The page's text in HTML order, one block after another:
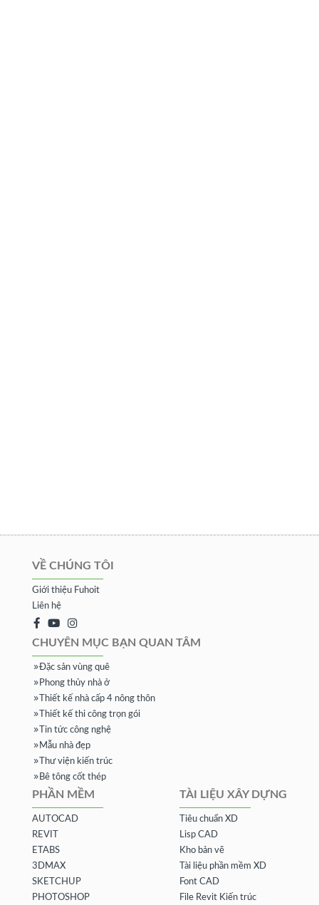
VỀ CHÚNG TÔI
Giới thiệu Fuhoit
Liên hệ
CHUYÊN MỤC BẠN QUAN TÂM
Đặc sản vùng quê
Phong thủy nhà ở
Thiết kế nhà cấp 4 nông thôn
Thiết kế thi công trọn gói
Tin tức công nghệ
Mẫu nhà đẹp
Thư viện kiến trúc
Bê tông cốt thép
PHẦN MỀM
AUTOCAD
REVIT
ETABS
3DMAX
SKETCHUP
PHOTOSHOP
TÀI LIỆU XÂY DỰNG
Tiêu chuẩn XD
Lisp CAD
Kho bản vẽ
Tài liệu phần mềm XD
Font CAD
File Revit Kiến trúc